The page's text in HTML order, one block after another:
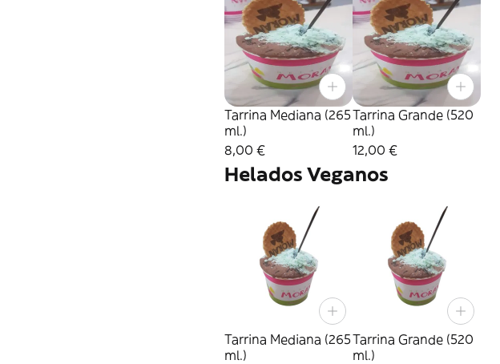
Tarrina Mediana (265
ml.)
8,00 €
Tarrina Grande (520
ml.)
12,00 €
Helados Veganos
Tarrina Mediana (265
ml.)
Tarrina Grande (520
ml.)